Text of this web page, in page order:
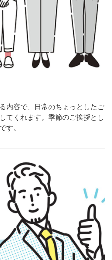
内容で、日常のちょっとしたご
てくれます。季節のご挨拶とし
す。